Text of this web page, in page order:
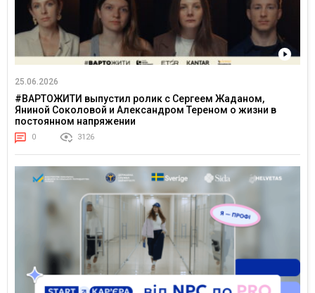
25.06.2026
#ВАРТОЖИТИ выпустил ролик с Сергеем Жаданом,
Яниной Соколовой и Александром Тереном о жизни в
постоянном напряжении
0 3126